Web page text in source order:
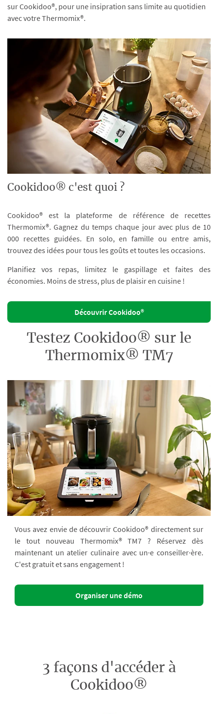
sur Cookidoo®, pour une insipration sans limite au quotidien
avec votre Thermomix®.
Cookidoo® c'est quoi ?
Cookidoo® est la plateforme de référence de recettes
Thermomix®. Gagnez du temps chaque jour avec plus de 10
000 recettes guidées. En solo, en famille ou entre amis,
trouvez des idées pour tous les goûts et toutes les occasions.
Planifiez vos repas, limitez le gaspillage et faites des
économies. Moins de stress, plus de plaisir en cuisine !
Découvrir Cookidoo®
Testez Cookidoo® sur le
Thermomix® TM7
Vous avez envie de découvrir Cookidoo® directement sur
le tout nouveau Thermomix® TM7 ? Réservez dès
maintenant un atelier culinaire avec un·e conseiller·ère.
C'est gratuit et sans engagement !
Organiser une démo
3 façons d'accéder à
Cookidoo®